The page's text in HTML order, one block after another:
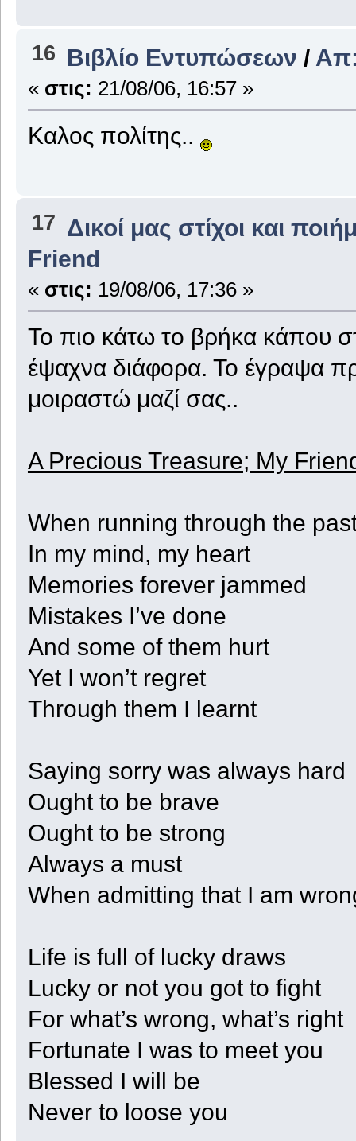
16 Βιβλίο Εντυπώσεων / Απ:
« στις: 21/08/06, 16:57 »
Καλος πολίτης..
17 Δικοί μας στίχοι και
Friend
« στις: 19/08/06, 17:36 »
Το πιο κάτω το βρήκα κάπου
έψαχνα διάφορα. Το έγραψα
μοιραστώ μαζί σας..
A Precious Treasure; My
When running through the
In my mind, my heart
Memories forever jammed
Mistakes I’ve done
And some of them hurt
Yet I won’t regret
Through them I learnt
Saying sorry was always hard
Ought to be brave
Ought to be strong
Always a must
When admitting that I am
Life is full of lucky draws
Lucky or not you got to fight
For what’s wrong, what’s right
Fortunate I was to meet you
Blessed I will be
Never to loose you